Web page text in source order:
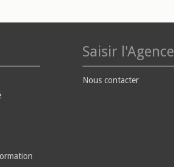
Saisir l'Agence
Nous contacter